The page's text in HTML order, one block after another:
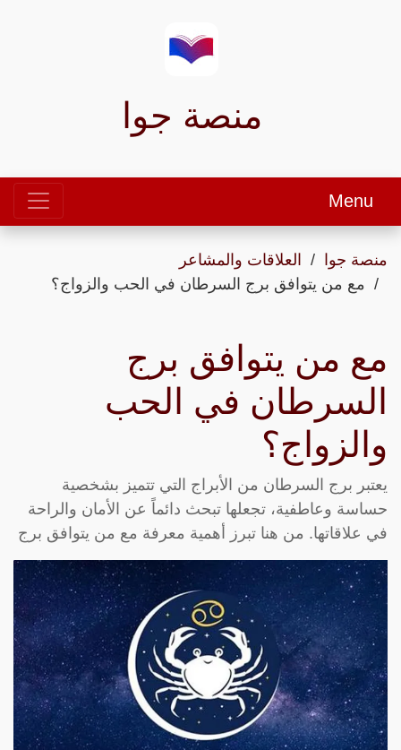
منصة جوا
Menu
منصة جوا
العلاقات والمشاعر
مع من يتوافق برج السرطان في الحب والزواج؟
مع من يتوافق برج
السرطان في الحب
والزواج؟
يعتبر برج السرطان من الأبراج التي تتميز بشخصية
حساسة وعاطفية، تجعلها تبحث دائماً عن الأمان والراحة
في علاقاتها. من هنا تبرز أهمية معرفة مع من يتوافق برج